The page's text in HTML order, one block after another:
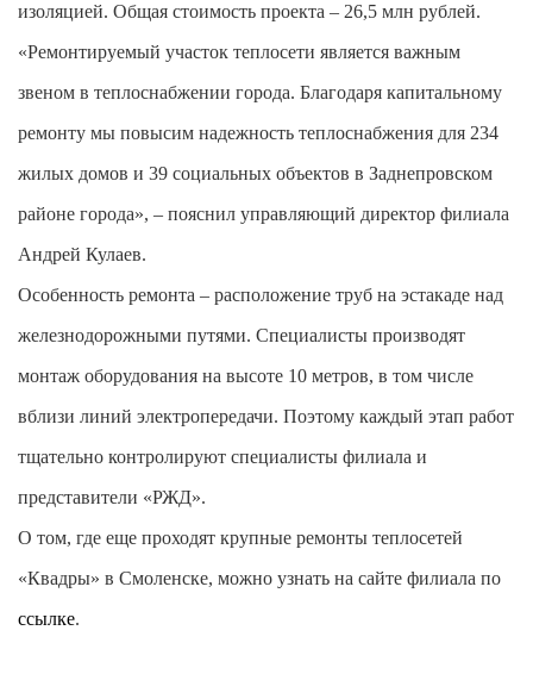
изоляцией. Общая стоимость проекта – 26,5 млн рублей.
«Ремонтируемый участок теплосети является важным
звеном в теплоснабжении города. Благодаря капитальному
ремонту мы повысим надежность теплоснабжения для 234
жилых домов и 39 социальных объектов в Заднепровском
районе города», – пояснил управляющий директор филиала
Андрей Кулаев.
Особенность ремонта – расположение труб на эстакаде над
железнодорожными путями. Специалисты производят
монтаж оборудования на высоте 10 метров, в том числе
вблизи линий электропередачи. Поэтому каждый этап работ
тщательно контролируют специалисты филиала и
представители «РЖД».
О том, где еще проходят крупные ремонты теплосетей
«Квадры» в Смоленске, можно узнать на сайте филиала по
ссылке.